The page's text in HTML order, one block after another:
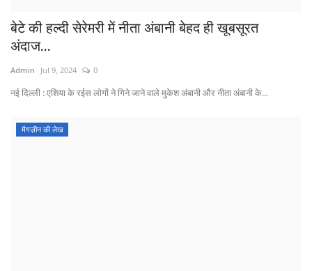
बेटे की हल्दी सेरेमरी में नीता अंबानी बेहद ही खूबसूरत
अंदाज...
Admin Jul 9, 2024 0
नई दिल्ली : एशिया के रईस लोगों ने गिने जाने वाले मुकेश अंबानी और नीता अंबानी के...
मैगज़ीन की लेख